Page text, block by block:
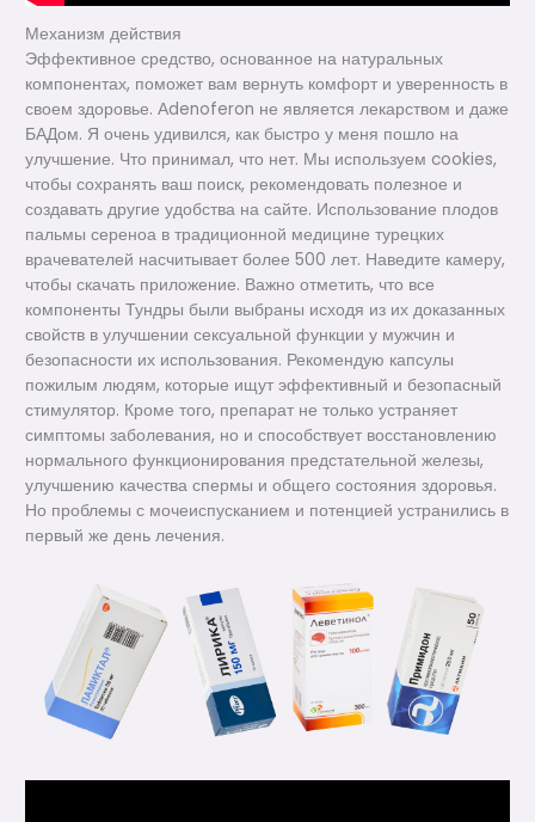
Механизм действия
Эффективное средство, основанное на натуральных
компонентах, поможет вам вернуть комфорт и уверенность в
своем здоровье. Аdenoferon не является лекарством и даже
БАДом. Я очень удивился, как быстро у меня пошло на
улучшение. Что принимал, что нет. Мы используем cookies,
чтобы сохранять ваш поиск, рекомендовать полезное и
создавать другие удобства на сайте. Использование плодов
пальмы сереноа в традиционной медицине турецких
врачевателей насчитывает более 500 лет. Наведите камеру,
чтобы скачать приложение. Важно отметить, что все
компоненты Тундры были выбраны исходя из их доказанных
свойств в улучшении сексуальной функции у мужчин и
безопасности их использования. Рекомендую капсулы
пожилым людям, которые ищут эффективный и безопасный
стимулятор. Кроме того, препарат не только устраняет
симптомы заболевания, но и способствует восстановлению
нормального функционирования предстательной железы,
улучшению качества спермы и общего состояния здоровья.
Но проблемы с мочеиспусканием и потенцией устранились в
первый же день лечения.